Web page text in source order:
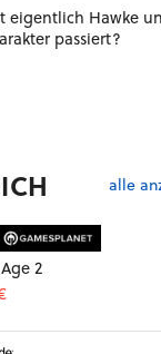
eigentlich Hawke
passiert?
alle
2